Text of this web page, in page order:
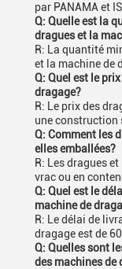
par PANAMA et
Q: Quelle est la
dragues et la
R: La quantité
et la machine de
Q: Quel est le
dragage?
R: Le prix des
une construction
Q: Comment les
elles emballées?
R: Les dragues
vrac ou en
Q: Quel est le
machine de
R: Le délai de
dragage est de
Q: Quelles sont
des machines de